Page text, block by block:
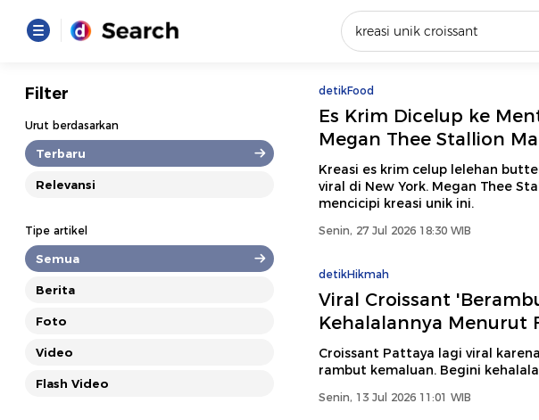
Loading...
Promoted
Filter
Urut berdasarkan
Terbaru
Relevansi
Tipe artikel
Semua
Berita
Foto
Video
Flash Video
detikFood
Es Krim Dicelup ke
Megan Thee Stallion
Kreasi es krim celup lelehan
viral di New York. Megan Thee
mencicipi kreasi unik ini.
Senin, 27 Jul 2026 18:30 WIB
detikHikmah
Viral Croissant
Kehalalannya Menurut
Croissant Pattaya lagi viral
rambut kemaluan. Begini
Senin, 13 Jul 2026 11:01 WIB